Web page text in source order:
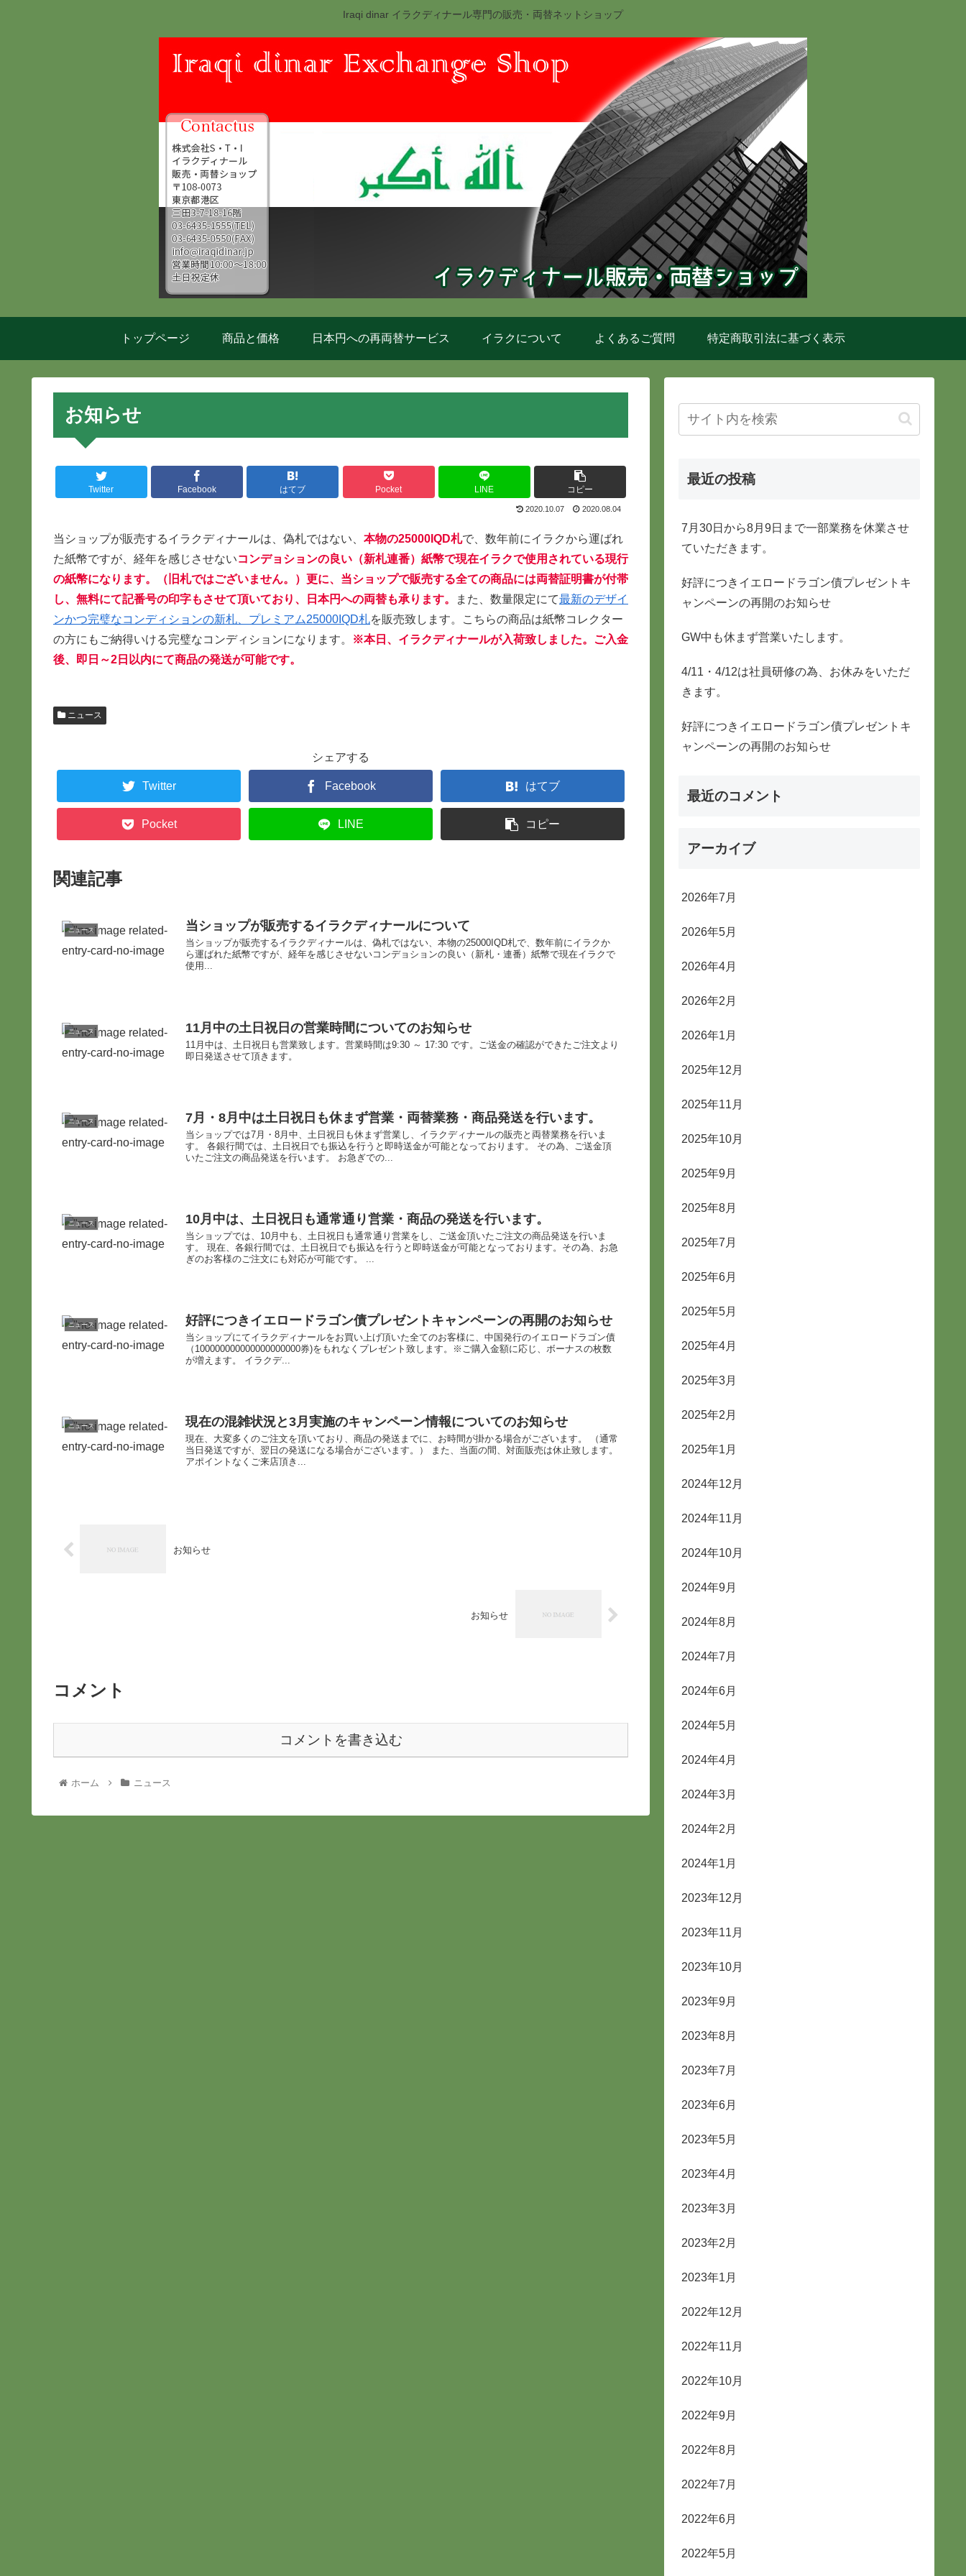
Iraqi dinar イラクディナール専門の販売・両替ネットショップ
トップページ 商品と価格 日本円への再両替サービス イラクについて よくあるご質問 特定商取引法に基づく表示
お知らせ
Twitter Facebook はてブ Pocket LINE コピー
2020.10.07 2020.08.04
当ショップが販売するイラクディナールは、偽札ではない、 本物の25000IQD札で、数年前にイラクから運ばれ
た紙幣ですが、経年を感じさせないコンデョションの良い（新札連番）紙幣で現在イラクで使用されている現行
の紙幣になります。（旧札ではございません。）更に、当ショップで販売する全ての商品には両替証明書が付帯
し、無料にて記番号の印字もさせて頂いており、日本円への両替も承ります。 また、数量限定にて最新のデザイ
ンかつ完璧なコンディションの新札、プレミアム25000IQD札を販売致します。こちらの商品は紙幣コレクター
の方にもご納得いける完璧なコンディションになります。
※本日、イラクディナールが入荷致しました。ご入金
後、即日～2日以内にて商品の発送が可能です。
ニュース
シェアする
Twitter Facebook はてブ
Pocket LINE コピー
関連記事
ニュース 当ショップが販売するイラクディナールについて
当ショップが販売するイラクディナールは、偽札ではない、本物の25000IQD札で、数年前にイラクか
ら運ばれた紙幣ですが、経年を感じさせないコンデョションの良い（新札・連番）紙幣で現在イラクで
使用...
ニュース 11月中の土日祝日の営業時間についてのお知らせ
11月中は、土日祝日も営業致します。営業時間は9:30 ～ 17:30 です。ご送金の確認ができたご注文より
即日発送させて頂きます。
ニュース 7月・8月中は土日祝日も休まず営業・両替業務・商品発送を行います。
当ショップでは7月・8月中、土日祝日も休まず営業し、イラクディナールの販売と両替業務を行いま
す。 各銀行間では、土日祝日でも振込を行うと即時送金が可能となっております。 その為、ご送金頂
いたご注文の商品発送を行います。 お急ぎでの...
ニュース 10月中は、土日祝日も通常通り営業・商品の発送を行います。
当ショップでは、10月中も、土日祝日も通常通り営業をし、ご送金頂いたご注文の商品発送を行いま
す。 現在、各銀行間では、土日祝日でも振込を行うと即時送金が可能となっております。その為、お急
ぎのお客様のご注文にも対応が可能です。 ...
ニュース 好評につきイエロードラゴン債プレゼントキャンペーンの再開のお知らせ
当ショップにてイラクディナールをお買い上げ頂いた全てのお客様に、中国発行のイエロードラゴン債
（100000000000000000000券)をもれなくプレゼント致します。※ご購入金額に応じ、ボーナスの枚数
が増えます。 イラクデ...
ニュース 現在の混雑状況と3月実施のキャンペーン情報についてのお知らせ
現在、大変多くのご注文を頂いており、商品の発送までに、お時間が掛かる場合がございます。 （通常
当日発送ですが、翌日の発送になる場合がございます。） また、当面の間、対面販売は休止致します。
アポイントなくご来店頂き...
お知らせ
お知らせ
コメント
コメントを書き込む
ホーム ニュース
最近の投稿
7月30日から8月9日まで一部業務を休業させ
ていただきます。
好評につきイエロードラゴン債プレゼントキ
ャンペーンの再開のお知らせ
GW中も休まず営業いたします。
4/11・4/12は社員研修の為、お休みをいただ
きます。
好評につきイエロードラゴン債プレゼントキ
ャンペーンの再開のお知らせ
最近のコメント
アーカイブ
2026年7月
2026年5月
2026年4月
2026年2月
2026年1月
2025年12月
2025年11月
2025年10月
2025年9月
2025年8月
2025年7月
2025年6月
2025年5月
2025年4月
2025年3月
2025年2月
2025年1月
2024年12月
2024年11月
2024年10月
2024年9月
2024年8月
2024年7月
2024年6月
2024年5月
2024年4月
2024年3月
2024年2月
2024年1月
2023年12月
2023年11月
2023年10月
2023年9月
2023年8月
2023年7月
2023年6月
2023年5月
2023年4月
2023年3月
2023年2月
2023年1月
2022年12月
2022年11月
2022年10月
2022年9月
2022年8月
2022年7月
2022年6月
2022年5月